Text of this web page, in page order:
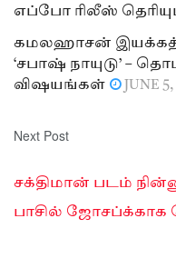
எப்போ ரிலீஸ்
கமலஹாசன்
‘சபாஷ் நாயுடு’ –
விஷயங்கள்
JUNE
Next Post
சக்திமான் படம்
பாசில் ஜோசப்க்காக